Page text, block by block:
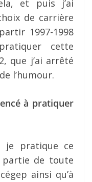
et puis j’ai
de carrière
1997-1998
cette
que j’ai arrêté
l’humour.
à pratiquer
je pratique ce
de toute
ainsi qu’à